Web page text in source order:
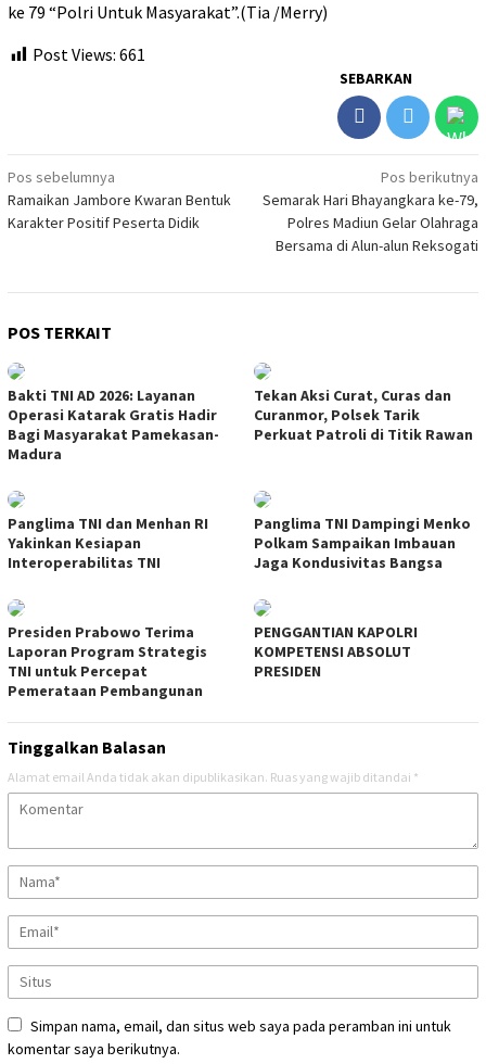
ke 79 “Polri Untuk Masyarakat”.(Tia /Merry)
Post Views: 661
SEBARKAN
Navigasi
pos
Pos sebelumnya
Ramaikan Jambore Kwaran Bentuk
Karakter Positif Peserta Didik
Pos berikutnya
Semarak Hari Bhayangkara ke-79,
Polres Madiun Gelar Olahraga
Bersama di Alun-alun Reksogati
POS TERKAIT
Bakti TNI AD 2026: Layanan
Operasi Katarak Gratis Hadir
Bagi Masyarakat Pamekasan-
Madura
Tekan Aksi Curat, Curas dan
Curanmor, Polsek Tarik
Perkuat Patroli di Titik Rawan
Panglima TNI dan Menhan RI
Yakinkan Kesiapan
Interoperabilitas TNI
Panglima TNI Dampingi Menko
Polkam Sampaikan Imbauan
Jaga Kondusivitas Bangsa
Presiden Prabowo Terima
Laporan Program Strategis
TNI untuk Percepat
Pemerataan Pembangunan
PENGGANTIAN KAPOLRI
KOMPETENSI ABSOLUT
PRESIDEN
Tinggalkan Balasan
Alamat email Anda tidak akan dipublikasikan. Ruas yang wajib ditandai *
Simpan nama, email, dan situs web saya pada peramban ini untuk
komentar saya berikutnya.